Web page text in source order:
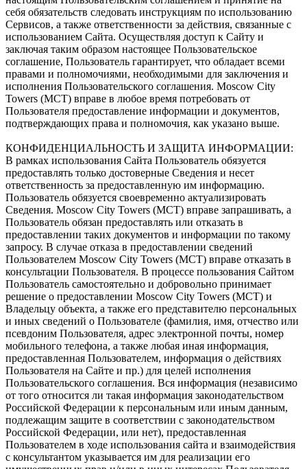
себя обязательств следовать инструкциям по использованию
Сервисов, а также ответственности за действия, связанные с
использованием Сайта. Осуществляя доступ к Сайту и
заключая таким образом настоящее Пользовательское
соглашение, Пользователь гарантирует, что обладает всеми
правами и полномочиями, необходимыми для заключения и
исполнения Пользовательского соглашения. Moscow City
Towers (МСТ) вправе в любое время потребовать от
Пользователя предоставление информации и документов,
подтверждающих права и полномочия, как указано выше.
КОНФИДЕНЦИАЛЬНОСТЬ И ЗАЩИТА ИНФОРМАЦИИ:
В рамках использования Сайта Пользователь обязуется
предоставлять только достоверные Сведения и несет
ответственность за предоставленную им информацию.
Пользователь обязуется своевременно актуализировать
Сведения. Moscow City Towers (МСТ) вправе запрашивать, а
Пользователь обязан предоставлять или отказать в
предоставлении таких документов и информации по такому
запросу. В случае отказа в предоставлении сведений
Пользователем Moscow City Towers (МСТ) вправе отказать в
консультации Пользователя. В процессе пользования Сайтом
Пользователь самостоятельно и добровольно принимает
решение о предоставлении Moscow City Towers (МСТ) и
Владельцу объекта, а также его представителю персональных
и иных сведений о Пользователе (фамилия, имя, отчество или
псевдоним Пользователя, адрес электронной почты, номер
мобильного телефона, а также любая иная информация,
предоставленная Пользователем, информация о действиях
Пользователя на Сайте и пр.) для целей исполнения
Пользовательского соглашения. Вся информация (независимо
от того относится ли такая информация законодательством
Российской Федерации к персональным или иным данным,
подлежащим защите в соответствии с законодательством
Российской Федерации, или нет), предоставленная
Пользователем в ходе использования сайта и взаимодействия
с консультантом указывается им для реализации его